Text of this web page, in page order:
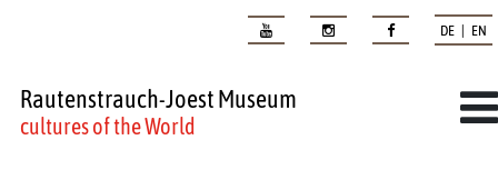
DE | EN
Rautenstrauch-Joest Museum
cultures of the World